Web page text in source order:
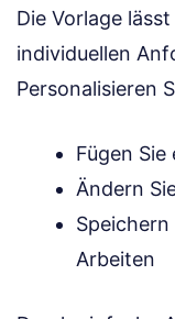
Die Vorlage
individuellen
Personalisieren
Fügen
Ändern
Arbeiten